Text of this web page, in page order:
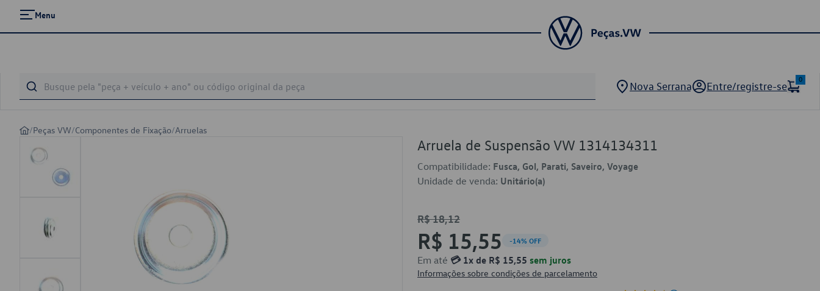
Menu
Nova Serrana Entre/registre-se
0
/Peças VW/Componentes de Fixação/Arruelas
Arruela de Suspensão VW 1314134311
Compatibilidade: Fusca, Gol, Parati, Saveiro, Voyage
Unidade de venda: Unitário(a)
R$ 18,12
R$ 15,55 -14% OFF
Em até 💳 1x de R$ 15,55 sem juros
Informações sobre condições de parcelamento